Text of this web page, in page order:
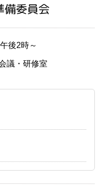
備委員会
後2時～
議・研修室